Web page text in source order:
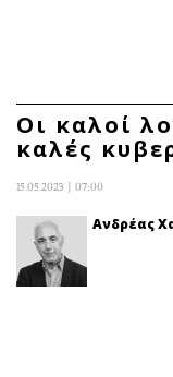
Κύπρος
Παιδεία
Υγεία
Οι καλοί
καλές
15.05.2023 | 07:00
Ανδρέας